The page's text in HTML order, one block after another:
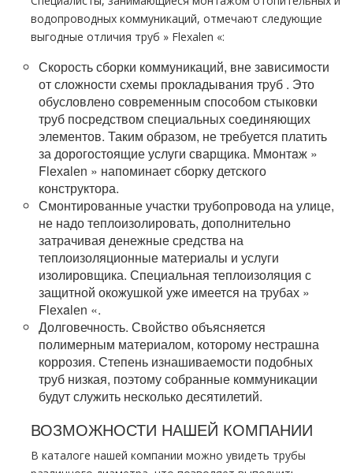
водопроводных коммуникаций, отмечают следующие
выгодные отличия тpуб » Flехalеn «:
Скорость сборки коммуникаций, вне зависимости
от сложности схемы прокладывания тpуб . Это
обусловлено современным способом стыковки
тpуб посредством специальных соединяющих
элементов. Таким образом, не требуется платить
за дорогостоящие услуги сварщика. Ммoнтaж »
Flехalеn » напоминает сборку детского
конструктора.
Смонтированные участки тpубопровода на улице,
не надо теплоизолировать, дополнительно
затрачивая денежные средства на
теплоизоляционные материалы и услуги
изолировщика. Специальная теплоизоляция с
защитной окожушкой уже имеется на тpубах »
Flехalеn «.
Долговечность. Свойство объясняется
полимерным материалом, которому нестрашна
коррозия. Степень изнашиваемости подобных
тpуб низкая, поэтому собранные коммуникации
будут служить несколько десятилетий.
ВОЗМОЖНОСТИ НАШЕЙ КОМПАНИИ
В каталоге нашей компании можно увидеть тpубы